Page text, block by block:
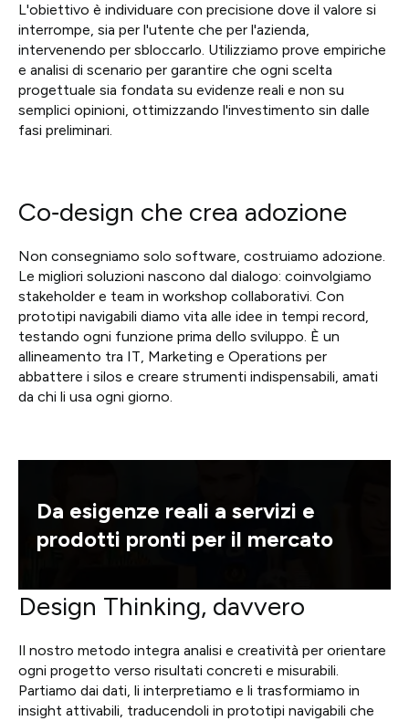
L'obiettivo è individuare con precisione dove il valore si
interrompe, sia per l'utente che per l'azienda,
intervenendo per sbloccarlo. Utilizziamo prove empiriche
e analisi di scenario per garantire che ogni scelta
progettuale sia fondata su evidenze reali e non su
semplici opinioni, ottimizzando l'investimento sin dalle
fasi preliminari.
Co‑design che crea adozione
Non consegniamo solo software, costruiamo adozione.
Le migliori soluzioni nascono dal dialogo: coinvolgiamo
stakeholder e team in workshop collaborativi. Con
prototipi navigabili diamo vita alle idee in tempi record,
testando ogni funzione prima dello sviluppo. È un
allineamento tra IT, Marketing e Operations per
abbattere i silos e creare strumenti indispensabili, amati
da chi li usa ogni giorno.
Da esigenze reali a servizi e
prodotti pronti per il mercato
Design Thinking, davvero
Il nostro metodo integra analisi e creatività per orientare
ogni progetto verso risultati concreti e misurabili.
Partiamo dai dati, li interpretiamo e li trasformiamo in
insight attivabili, traducendoli in prototipi navigabili che